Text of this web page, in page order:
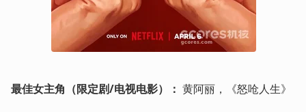
最佳女主角（限定剧/电视电影）： 黄阿丽，《怒呛人生》